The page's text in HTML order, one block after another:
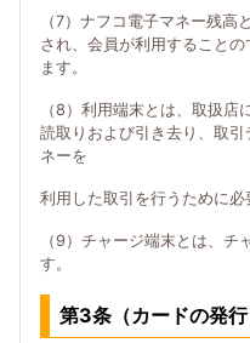
（7）ナフコ電子マネー残高
され、会員が利用すること
ます。
（8）利用端末とは、取扱
読取りおよび引き去り、取
ネーを
利用した取引を行うために必
（9）チャージ端末とは、チ
す。
第3条（カードの発行